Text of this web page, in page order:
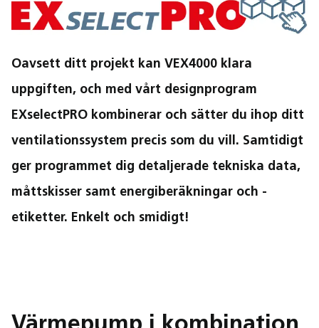
Oavsett ditt projekt kan VEX4000 klara
uppgiften, och med vårt designprogram
EXselectPRO kombinerar och sätter du ihop ditt
ventilationssystem precis som du vill. Samtidigt
ger programmet dig detaljerade tekniska data,
måttskisser samt energiberäkningar och -
etiketter. Enkelt och smidigt!